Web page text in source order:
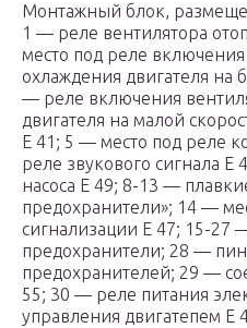
Монтажный блок,
1 — реле вентилятора
место под реле
охлаждения двигателя на
— реле включения
двигателя на малой
Е 41; 5 — место под реле
реле звукового сигнала
насоса Е 49; 8-13 —
предохранители»; 14 —
сигнализации Е 47; 15-27
предохранители; 28 —
предохранителей; 29 —
55; 30 — реле питания
управления двигатепем Е